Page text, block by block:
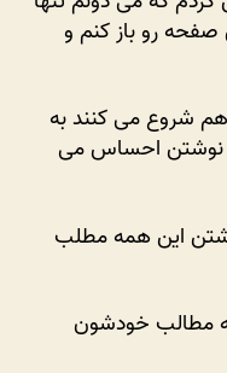
بنویس!
صفحه رو باز کنم و
شروع می کنند به
نوشتن احساس می
این همه مطلب
مطالب خودشون